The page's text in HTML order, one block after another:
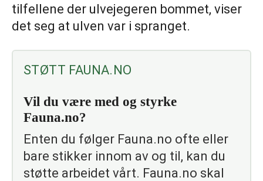
tilfellene der ulvejegeren bommet, viser
det seg at ulven var i spranget.
STØTT FAUNA.NO
Vil du være med og styrke
Fauna.no?
Enten du følger Fauna.no ofte eller
bare stikker innom av og til, kan du
støtte arbeidet vårt. Fauna.no skal